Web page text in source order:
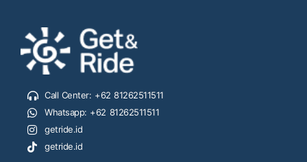
Call Center: +62 81262511511
Whatsapp: +62 81262511511
getride.id
getride.id